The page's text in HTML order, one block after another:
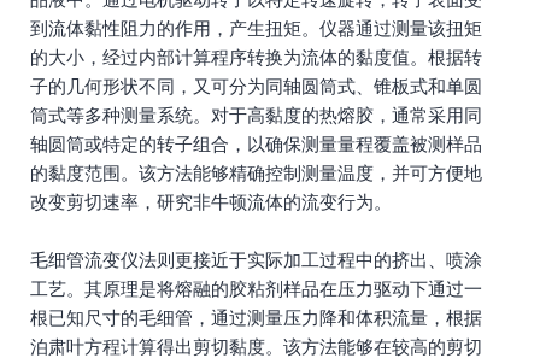
到流体黏性阻力的作用，产生扭矩。仪器通过测量该扭矩
的大小，经过内部计算程序转换为流体的黏度值。根据转
子的几何形状不同，又可分为同轴圆筒式、锥板式和单圆
筒式等多种测量系统。对于高黏度的热熔胶，通常采用同
轴圆筒或特定的转子组合，以确保测量量程覆盖被测样品
的黏度范围。该方法能够精确控制测量温度，并可方便地
改变剪切速率，研究非牛顿流体的流变行为。
毛细管流变仪法则更接近于实际加工过程中的挤出、喷涂
工艺。其原理是将熔融的胶粘剂样品在压力驱动下通过一
根已知尺寸的毛细管，通过测量压力降和体积流量，根据
泊肃叶方程计算得出剪切黏度。该方法能够在较高的剪切